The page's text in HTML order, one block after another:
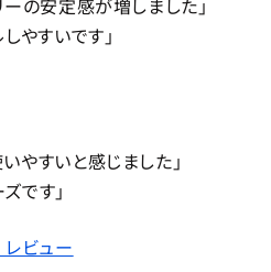
ーの安定感が増しました」
やすいです」
やすいと感じました」
です」
ビュー